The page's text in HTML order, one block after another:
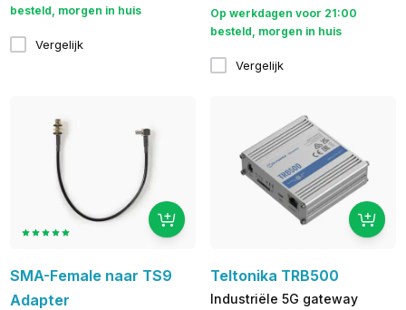
besteld, morgen in huis
Vergelijk
Op werkdagen voor 21:00
besteld, morgen in huis
Vergelijk
SMA-Female naar TS9
Adapter
Teltonika TRB500
Industriële 5G gateway